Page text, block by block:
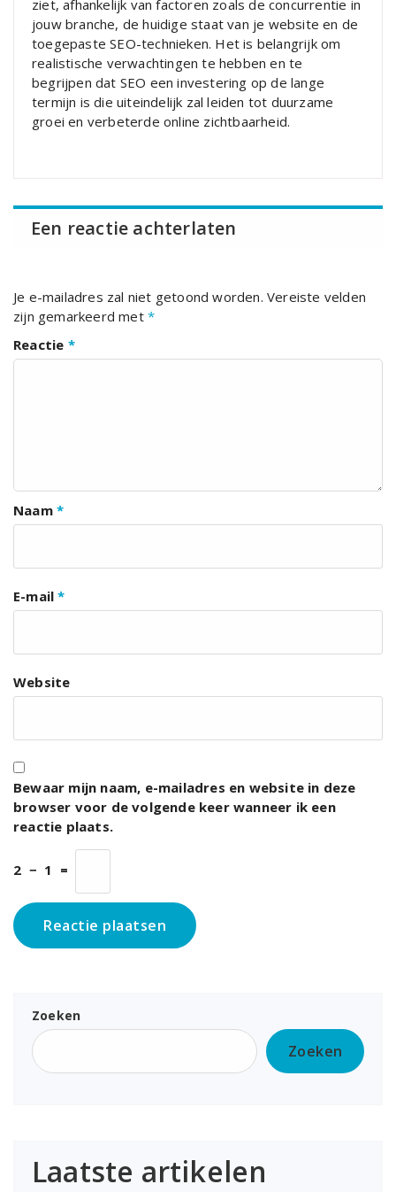
ziet, afhankelijk van factoren zoals de concurrentie in
jouw branche, de huidige staat van je website en de
toegepaste SEO-technieken. Het is belangrijk om
realistische verwachtingen te hebben en te
begrijpen dat SEO een investering op de lange
termijn is die uiteindelijk zal leiden tot duurzame
groei en verbeterde online zichtbaarheid.
Een reactie achterlaten
Je e-mailadres zal niet getoond worden. Vereiste velden
zijn gemarkeerd met *
Reactie *
Naam *
E-mail*
Website
Bewaar mijn naam, e-mailadres en website in deze
browser voor de volgende keer wanneer ik een
reactie plaats.
2 − 1 =
Zoeken
Zoeken
Laatste artikelen